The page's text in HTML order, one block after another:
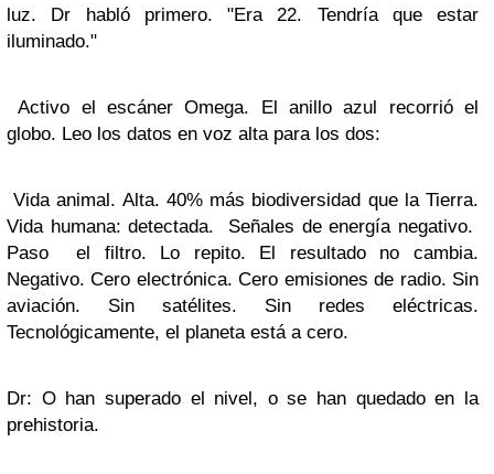
luz. Dr habló primero. "Era 22. Tendría que estar
iluminado."
Activo el escáner Omega. El anillo azul recorrió el
globo. Leo los datos en voz alta para los dos:
Vida animal. Alta. 40% más biodiversidad que la Tierra.
Vida humana: detectada. Señales de energía negativo.
Paso el filtro. Lo repito. El resultado no cambia.
Negativo. Cero electrónica. Cero emisiones de radio. Sin
aviación. Sin satélites. Sin redes eléctricas.
Tecnológicamente, el planeta está a cero.
Dr: O han superado el nivel, o se han quedado en la
prehistoria.